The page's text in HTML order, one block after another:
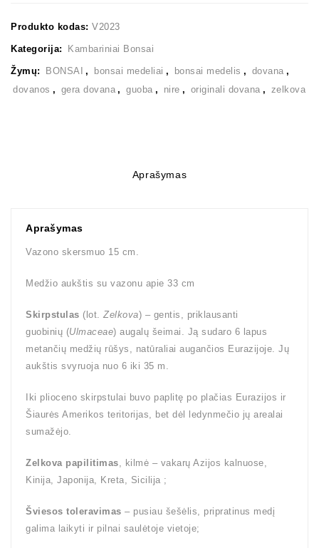
Produkto kodas: V2023
Kategorija: Kambariniai Bonsai
Žymų: BONSAI , bonsai medeliai , bonsai medelis , dovana ,
dovanos , gera dovana , guoba , nire , originali dovana , zelkova
Aprašymas
Aprašymas
Vazono skersmuo 15 cm.
Medžio aukštis su vazonu apie 33 cm
Skirpstulas (lot. Zelkova) – gentis, priklausanti
guobinių (Ulmaceae) augalų šeimai. Ją sudaro 6 lapus
metančių medžių rūšys, natūraliai augančios Eurazijoje. Jų
aukštis svyruoja nuo 6 iki 35 m.
Iki plioceno skirpstulai buvo paplitę po plačias Eurazijos ir
Šiaurės Amerikos teritorijas, bet dėl ledynmečio jų arealai
sumažėjo.
Zelkova papilitimas, kilmė – vakarų Azijos kalnuose,
Kinija, Japonija, Kreta, Sicilija ;
Šviesos toleravimas – pusiau šešėlis, pripratinus medį
galima laikyti ir pilnai saulėtoje vietoje;